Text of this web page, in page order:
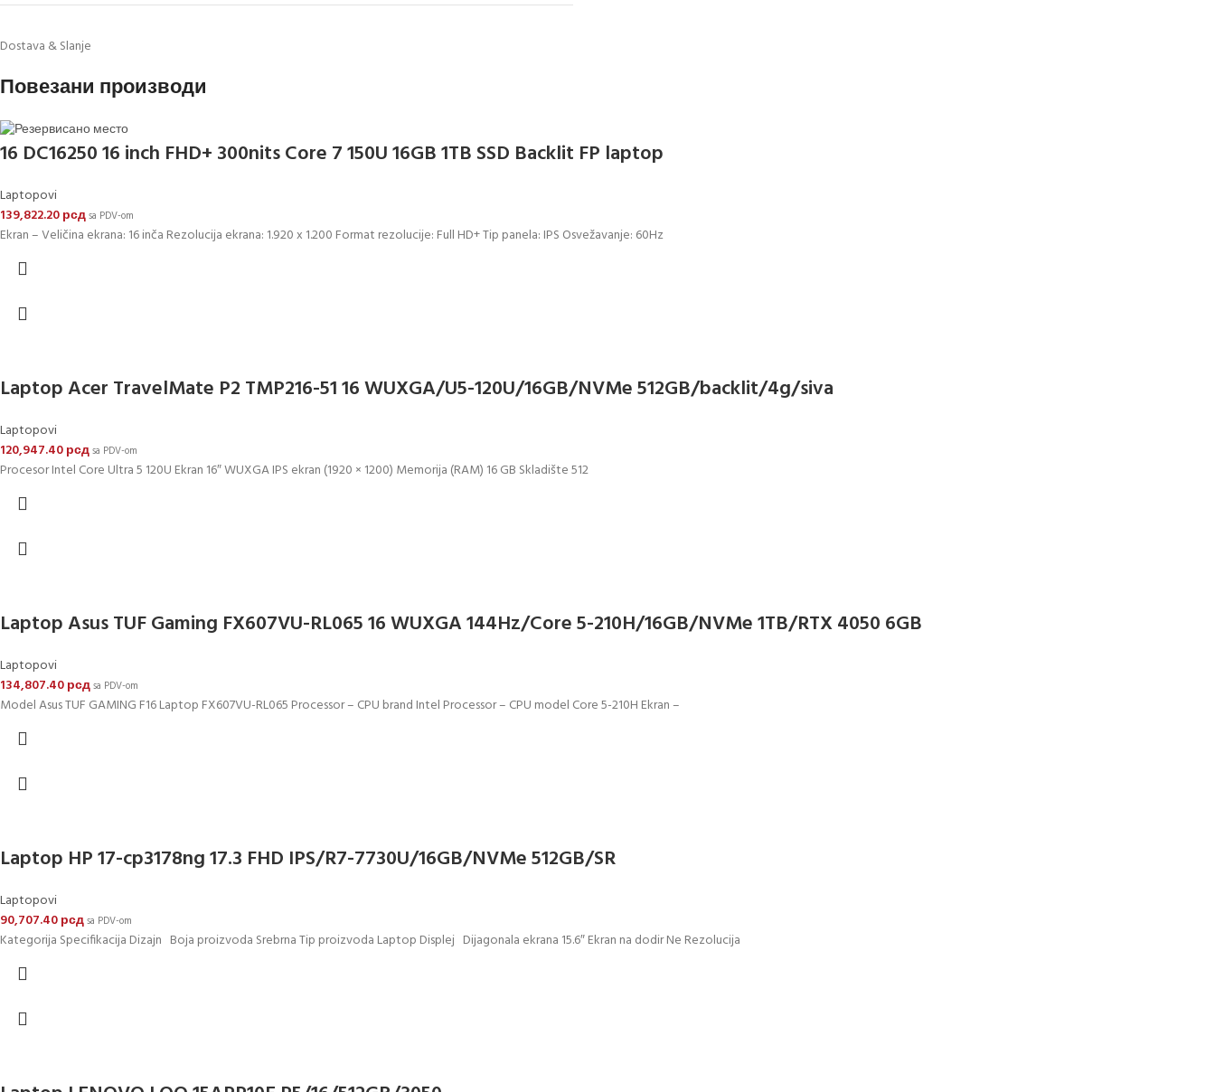
Dostava & Slanje
Повезани производи
16 DC16250 16 inch FHD+ 300nits Core 7 150U 16GB 1TB SSD Backlit FP laptop
Laptopovi
139,822.20рсдsa PDV-om
Ekran – Veličina ekrana: 16 inča Rezolucija ekrana: 1.920 x 1.200 Format rezolucije: Full HD+ Tip panela: IPS Osvežavanje: 60Hz
Laptop Acer TravelMate P2 TMP216-51 16 WUXGA/U5-120U/16GB/NVMe 512GB/backlit/4g/siva
Laptopovi
120,947.40рсдsa PDV-om
Procesor Intel Core Ultra 5 120U Ekran 16″ WUXGA IPS ekran (1920 × 1200) Memorija (RAM) 16 GB Skladište 512
Laptop Asus TUF Gaming FX607VU-RL065 16 WUXGA 144Hz/Core 5-210H/16GB/NVMe 1TB/RTX 4050 6GB
Laptopovi
134,807.40рсдsa PDV-om
Model Asus TUF GAMING F16 Laptop FX607VU-RL065 Processor – CPU brand Intel Processor – CPU model Core 5-210H Ekran –
Laptop HP 17-cp3178ng 17.3 FHD IPS/R7-7730U/16GB/NVMe 512GB/SR
Laptopovi
90,707.40рсдsa PDV-om
Kategorija Specifikacija Dizajn Boja proizvoda Srebrna Tip proizvoda Laptop Displej Dijagonala ekrana 15.6″ Ekran na dodir Ne Rezolucija